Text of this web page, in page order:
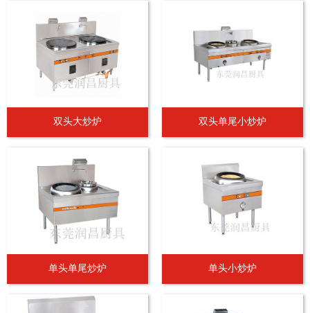
双头大炒炉 双头单尾小炒炉
单头单尾炒炉 单头小炒炉